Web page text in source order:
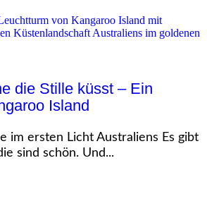
die Stille küsst – Ein
Island
im ersten Licht Australiens Es gibt
sind schön. Und...